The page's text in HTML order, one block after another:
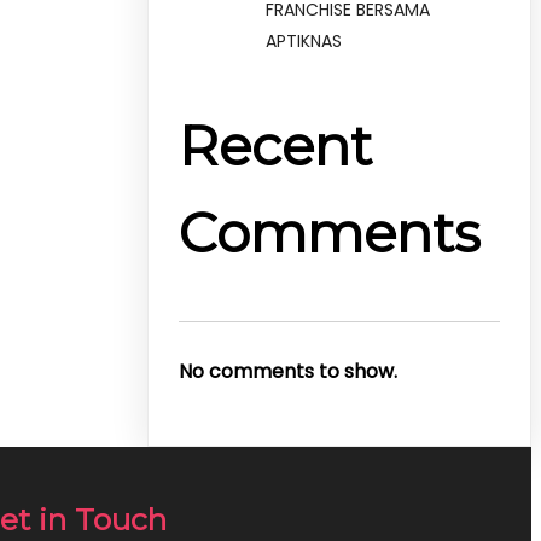
FRANCHISE BERSAMA
APTIKNAS
Recent
Comments
No comments to show.
in Touch